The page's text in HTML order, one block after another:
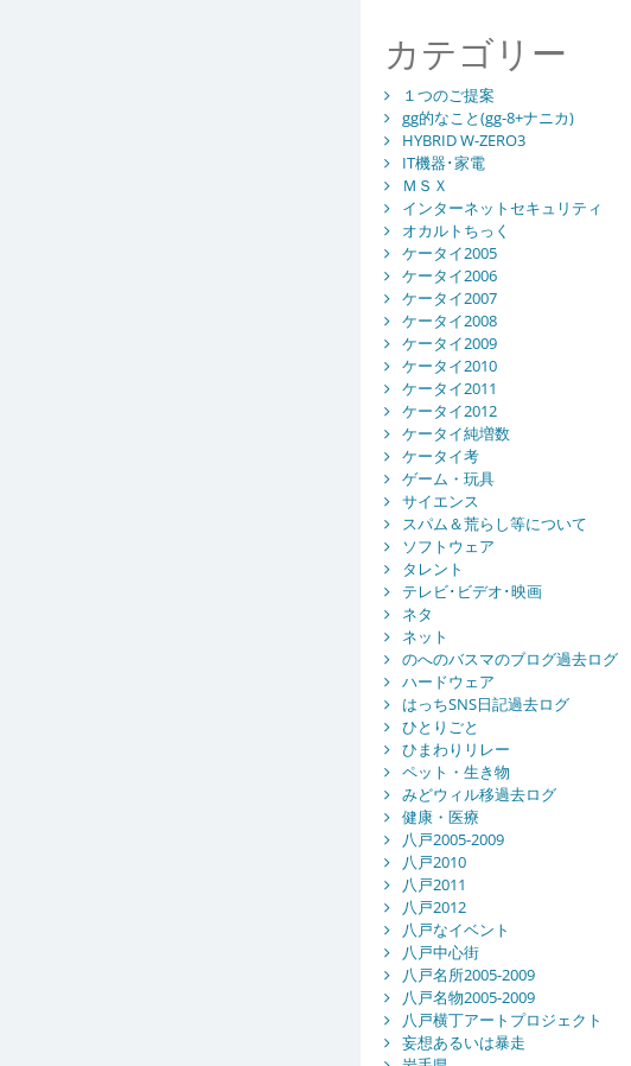
カテゴリー
１つのご提案
gg的なこと(gg-8+ナニカ)
HYBRID W-ZERO3
IT機器･家電
ＭＳＸ
インターネットセキュリティ
オカルトちっく
ケータイ2005
ケータイ2006
ケータイ2007
ケータイ2008
ケータイ2009
ケータイ2010
ケータイ2011
ケータイ2012
ケータイ純増数
ケータイ考
ゲーム・玩具
サイエンス
スパム＆荒らし等について
ソフトウェア
タレント
テレビ･ビデオ･映画
ネタ
ネット
のへのバスマのブログ過去ログ
ハードウェア
はっちSNS日記過去ログ
ひとりごと
ひまわりリレー
ペット・生き物
みどウィル移過去ログ
健康・医療
八戸2005-2009
八戸2010
八戸2011
八戸2012
八戸なイベント
八戸中心街
八戸名所2005-2009
八戸名物2005-2009
八戸横丁アートプロジェクト
妄想あるいは暴走